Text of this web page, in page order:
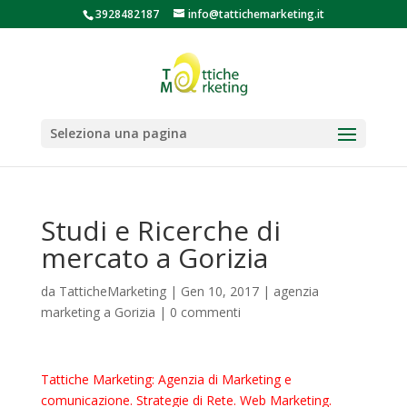
3928482187 info@tattichemarketing.it
Seleziona una pagina
Studi e Ricerche di
mercato a Gorizia
da TatticheMarketing| Gen 10, 2017| agenzia
marketing a Gorizia | 0 commenti
Tattiche Marketing: Agenzia di Marketing e
comunicazione. Strategie di Rete. Web Marketing.